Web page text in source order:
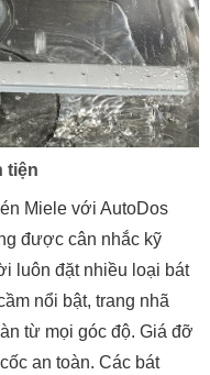
tiện
Miele với AutoDos
được cân nhắc kỹ
luôn đặt nhiều loại bát
nổi bật, trang nhã
từ mọi góc độ. Giá đỡ
an toàn. Các bát